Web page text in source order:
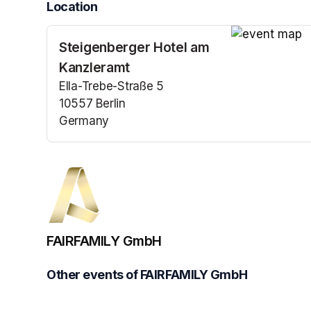
Location
Steigenberger Hotel am
Kanzleramt
Ella-Trebe-Straße 5
10557 Berlin
Germany
(opens in a new tab)
FAIRFAMILY GmbH
Other events of FAIRFAMILY GmbH